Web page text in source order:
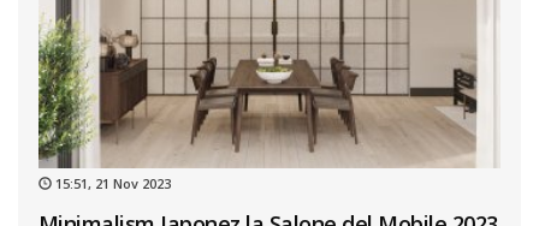
15:51, 21 Nov 2023